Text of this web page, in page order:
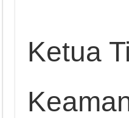
Ketua